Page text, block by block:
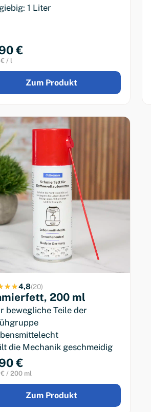
1 Liter
€
/ l
Zum Produkt
4,8(20)
200 ml
bewegliche Teile der
die Mechanik geschmeidig
€
€ / 200 ml
Zum Produkt